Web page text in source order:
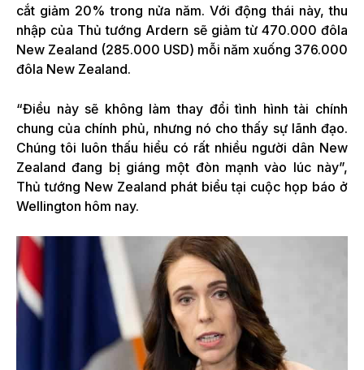
cắt giảm 20% trong nửa năm. Với động thái này, thu
nhập của Thủ tướng Ardern sẽ giảm từ 470.000 đôla
New Zealand (285.000 USD) mỗi năm xuống 376.000
đôla New Zealand.
“Điều này sẽ không làm thay đổi tình hình tài chính
chung của chính phủ, nhưng nó cho thấy sự lãnh đạo.
Chúng tôi luôn thấu hiểu có rất nhiều người dân New
Zealand đang bị giáng một đòn mạnh vào lúc này”,
Thủ tướng New Zealand phát biểu tại cuộc họp báo ở
Wellington hôm nay.